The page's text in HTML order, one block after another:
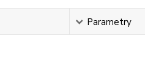
Parametry